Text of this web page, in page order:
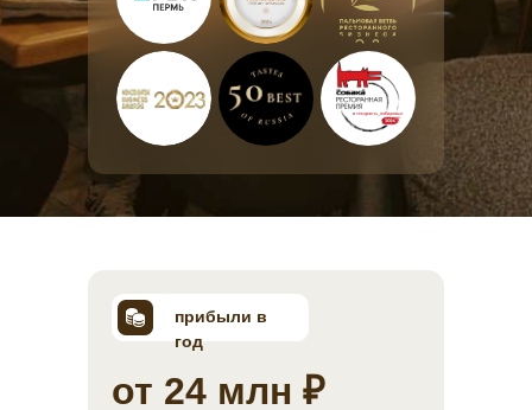
прибыли в
год
от 24 млн ₽